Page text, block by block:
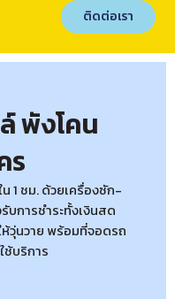
ติดต่อเรา
พังโคน
ร
1 ชม. ด้วยเครื่องซัก-
การชำระทั้งเงินสด
วุ่นวาย พร้อมที่จอดรถ
ช้บริการ